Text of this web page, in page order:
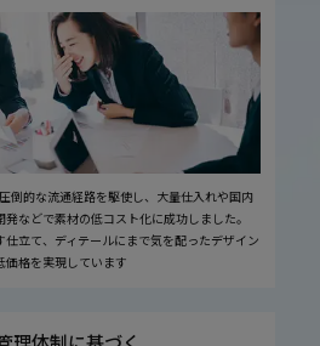
倒的な流通経路を駆使し、大量仕入れや国内
などで素材の低コスト化に成功しました。
立て、ディテールにまで気を配ったデザイン
価格を実現しています